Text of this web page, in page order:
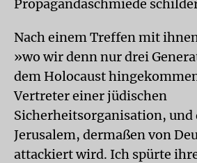
Propagandaschmiede
Nach einem Treffen mit
»wo wir denn nur drei
dem Holocaust
Vertreter einer jüdischen
Sicherheitsorganisation, und
Jerusalem, dermaßen von
attackiert wird. Ich spürte